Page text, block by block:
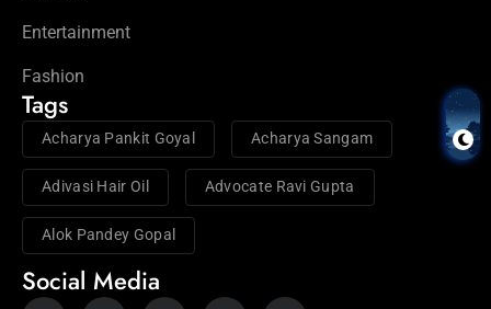
Entertainment
Fashion
Tags
Acharya Pankit Goyal Acharya Sangam
Adivasi Hair Oil Advocate Ravi Gupta
Alok Pandey Gopal
Social Media